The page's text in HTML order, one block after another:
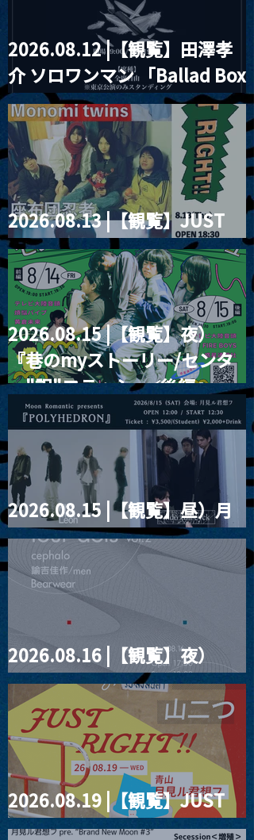
2026.08.12 |【観覧】田澤孝
介 ソロワンマン 「Ballad Box
2026」
2026.08.13 |【観覧】JUST
RIGHT!! vol.26
2026.08.15 |【観覧】夜）
『巷のmyストーリー/センタ
ー"訳"フラッシュ⚡️後編』
2026.08.15 |【観覧】昼）月
見ルpre.『POLYHEDRON』
2026.08.16 |【観覧】夜）
four dots vol.2
2026.08.19 |【観覧】JUST
RIGHT!! vol.27